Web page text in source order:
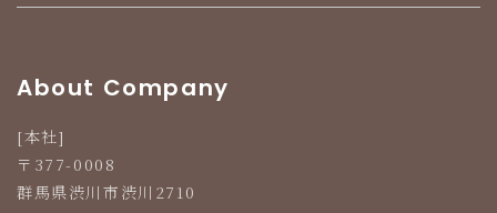
About Company
[本社]
〒377-0008
群馬県渋川市渋川2710